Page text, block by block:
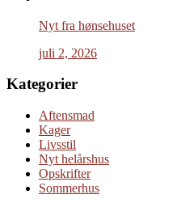
Nyt fra hønsehuset
juli 2, 2026
Kategorier
Aftensmad
Kager
Livsstil
Nyt helårshus
Opskrifter
Sommerhus